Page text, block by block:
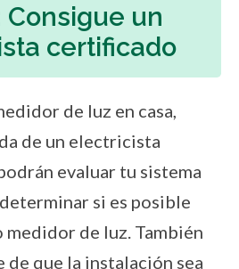
Consigue un
certificado
de luz en casa,
de un electricista
evaluar tu sistema
si es posible
medidor de luz. También
de que la instalación sea